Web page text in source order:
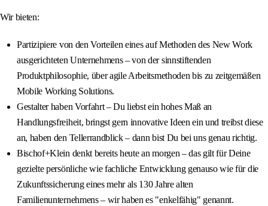
Wir bieten:
Partizipiere von den Vorteilen eines auf Methoden des New Work
ausgerichteten Unternehmens – von der sinnstiftenden
Produktphilosophie, über agile Arbeitsmethoden bis zu zeitgemäßen
Mobile Working Solutions.
Gestalter haben Vorfahrt – Du liebst ein hohes Maß an
Handlungsfreiheit, bringst gern innovative Ideen ein und treibst diese
an, haben den Tellerrandblick – dann bist Du bei uns genau richtig.
Bischof+Klein denkt bereits heute an morgen – das gilt für Deine
gezielte persönliche wie fachliche Entwicklung genauso wie für die
Zukunftssicherung eines mehr als 130 Jahre alten
Familienunternehmens – wir haben es "enkelfähig" genannt.